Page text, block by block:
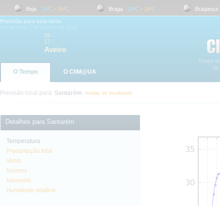
Beja 18 ºC- 35 ºC Braga 18 ºC- 26 ºC Bragança
Previsão para esta tarde
25
17
Aveiro
O Tempo O CliM@UA
Previsão local para: Santarém mudar de localidade
Detalhes para Santarém
Temperatura
Precipitação total
Vento
Nuvens
Nevoeiro
Humidade relativa